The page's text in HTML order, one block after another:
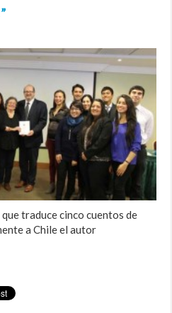
traduce cinco cuentos de
a Chile el autor